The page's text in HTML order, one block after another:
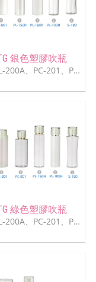
銀色塑膠吹瓶
型號: PL-200A、PC-201、PL-150A、PL-120A、PL-100A、S-120
綠色塑膠吹瓶
型號: PL-200A、PC-201、PL-150A、PL-100A、S-120